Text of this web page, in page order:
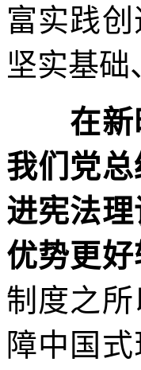
富实践
坚实基础
在新
我们党
进宪法
优势更
制度之
障中国